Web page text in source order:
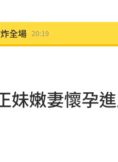
全場 20:19
20:08
嫩妻懷孕